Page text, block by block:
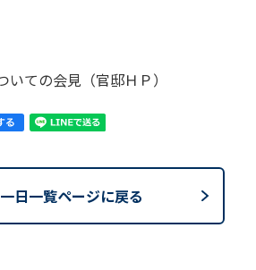
ての会見（官邸ＨＰ）
日一覧ページに戻る